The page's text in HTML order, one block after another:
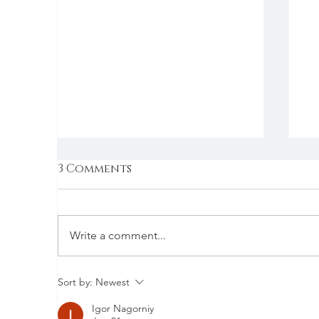
The holiday special
3 Comments
Write a comment...
Sort by: Newest
Igor Nagorniy